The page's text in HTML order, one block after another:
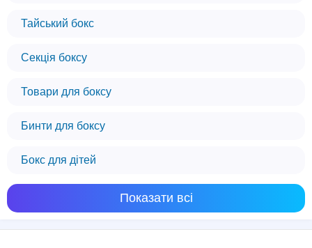
Тайський бокс
Секція боксу
Товари для боксу
Бинти для боксу
Бокс для дітей
Показати всі